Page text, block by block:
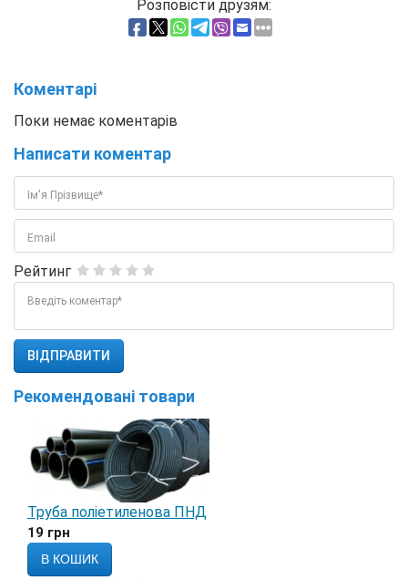
Розповісти друзям:
Коментарі
Поки немає коментарів
Написати коментар
Ім'я Прізвище*
Email
Рейтинг
Введіть коментар*
Рекомендовані товари
Труба поліетиленова ПНД
19 грн
В КОШИК